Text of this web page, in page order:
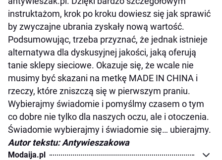
instruktażom, krok po kroku dowiesz się jak sprawić
by zwyczajne ubrania zyskały nową wartość.
Podsumowując, trzeba przyznać, że jednak istnieje
alternatywa dla dyskusyjnej jakości, jaką oferują
tanie sklepy sieciowe. Okazuje się, że wcale nie
musimy być skazani na metkę MADE IN CHINA i
rzeczy, które zniszczą się w pierwszym praniu.
Wybierajmy świadomie i pomyślmy czasem o tym
co dobre nie tylko dla naszych oczu, ale i otoczenia.
Świadomie wybierajmy i świadomie się… ubierajmy.
Autor tekstu: Antywieszakowa
Modaija.pl